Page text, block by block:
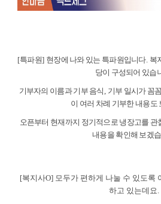
[특파원] 현장에 나와 있는 특파원입니다. 복
당이 구성되어 있습
기부자의 이름과 기부 음식, 기부 일시가 꼼
이 여러 차례 기부한 내용도
오픈부터 현재까지 정기적으로 냉장고를
내용을 확인해 보겠
[복지사O] 모두가 편하게 나눌 수 있도록
하고 있는데요.